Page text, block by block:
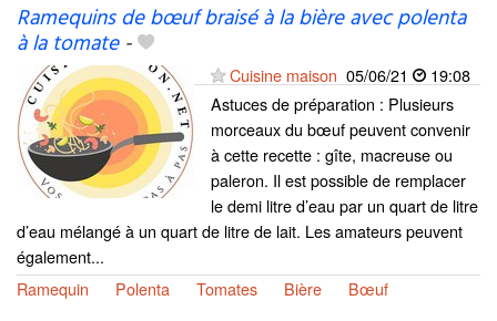
Ramequins de bœuf braisé à la bière avec polenta
à la tomate-
Cuisine maison 05/06/21
19:08
Astuces de préparation : Plusieurs
morceaux du bœuf peuvent convenir
à cette recette : gîte, macreuse ou
paleron. Il est possible de remplacer
le demi litre d’eau par un quart de litre
d’eau mélangé à un quart de litre de lait. Les amateurs peuvent
également...
Ramequin
Polenta Tomates Bière Bœuf